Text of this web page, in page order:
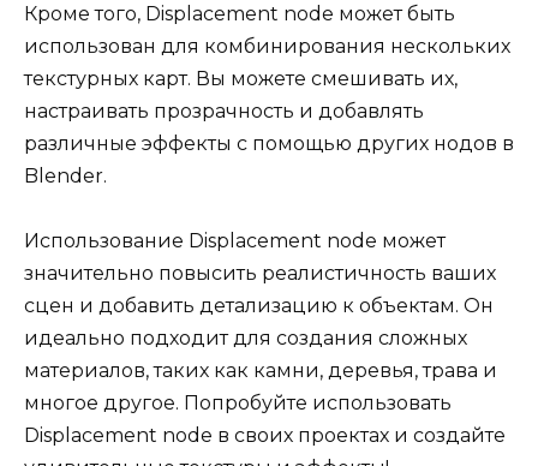
Кроме того, Displacement node может быть
использован для комбинирования нескольких
текстурных карт. Вы можете смешивать их,
настраивать прозрачность и добавлять
различные эффекты с помощью других нодов в
Blender.
Использование Displacement node может
значительно повысить реалистичность ваших
сцен и добавить детализацию к объектам. Он
идеально подходит для создания сложных
материалов, таких как камни, деревья, трава и
многое другое. Попробуйте использовать
Displacement node в своих проектах и создайте